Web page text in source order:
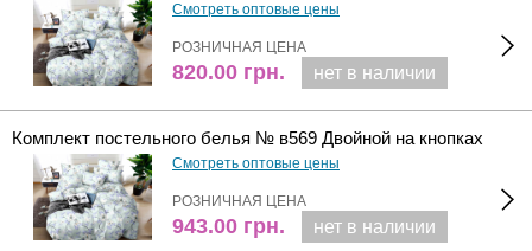
Смотреть оптовые цены
РОЗНИЧНАЯ ЦЕНА
820.00 грн. нет в наличии
Комплект постельного белья № в569 Двойной на кнопках
Смотреть оптовые цены
РОЗНИЧНАЯ ЦЕНА
943.00 грн. нет в наличии